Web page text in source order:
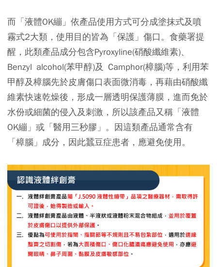
而「液體OK繃」依產品使用方式可分成塗抹式及噴
霧式2大類，使用目的皆為「保護」傷口。食藥署提
醒，此類產品成分包含Pyroxyline(硝酸纖維素)、
Benzyl alcohol(苯甲醇)及 Camphor(樟腦)等，利用苯
甲醇及樟腦先於皮膚傷口表面微消毒，再藉由硝酸纖
維素快速乾燥後，形成一層透明保護薄膜，進而免於
水份或細菌的侵入及刺激，所以該產品又稱「液體
OK繃」或「醫用三秒膠」。因這類產品通常含有
「樟腦」成分，因此蠶豆症患者，應避免使用。